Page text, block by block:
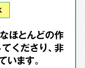
ほとんどの作
くださり、非
います。